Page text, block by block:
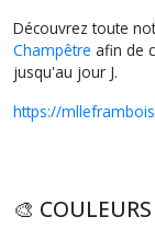
Découvrez toute
Champêtre afin de
jusqu'au jour J.
https://
🎨